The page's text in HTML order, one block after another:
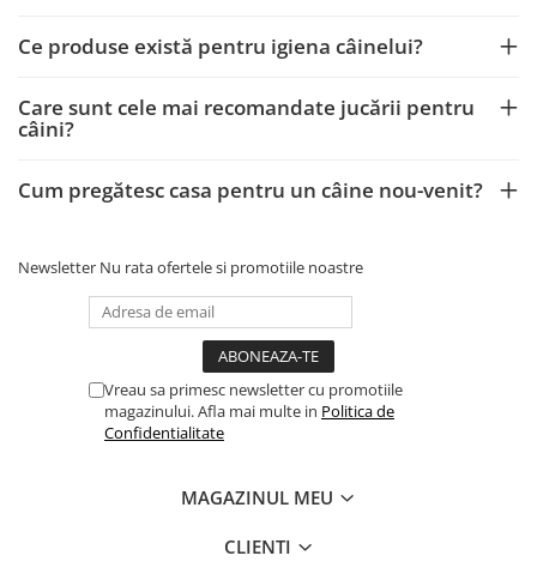
Ce produse există pentru igiena câinelui?
Care sunt cele mai recomandate jucării pentru
câini?
Cum pregătesc casa pentru un câine nou-venit?
Newsletter Nu rata ofertele si promotiile noastre
Vreau sa primesc newsletter cu promotiile
magazinului. Afla mai multe in Politica de
Confidentialitate
MAGAZINUL MEU
CLIENTI